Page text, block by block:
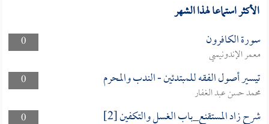
الأكثر استماعا لهذا الشهر
0 سورة الكافرون
معمر الإندونيسي
0
تيسير أصول الفقه للمبتدئين - الندب والمحرم
محمد حسن عبد الغفار
0
شرح زاد المستقنع_باب الغسل والتكفين [2]